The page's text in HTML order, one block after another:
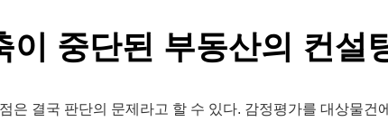
이 중단된 부동산의 컨설
은 결국 판단의 문제라고 할 수 있다. 감정평가를 대상물건